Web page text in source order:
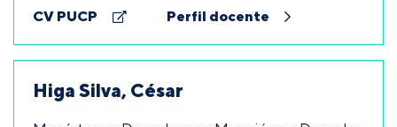
CV PUCP Perfil docente
Higa Silva, César